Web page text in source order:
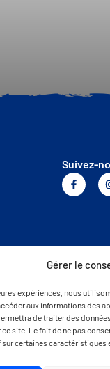
Gérer le
expériences, nous
aux informations des
de traiter des
ce site. Le fait de ne pas
certaines caractéristiques
Suivez-